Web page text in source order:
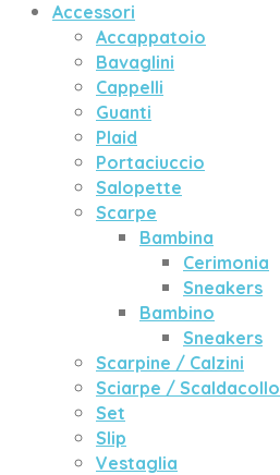
Accessori
Accappatoio
Bavaglini
Cappelli
Guanti
Plaid
Portaciuccio
Salopette
Scarpe
Bambina
Cerimonia
Sneakers
Bambino
Sneakers
Scarpine / Calzini
Sciarpe / Scaldacollo
Set
Slip
Vestaglia